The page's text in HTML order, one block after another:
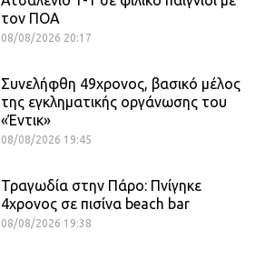
τον ΠΟΑ
08/08/2026 20:17
Συνελήφθη 49χρονος, βασικό μέλος
της εγκληματικής οργάνωσης του
«Έντικ»
08/08/2026 19:45
Τραγωδία στην Πάρο: Πνίγηκε
4χρονος σε πισίνα beach bar
08/08/2026 19:38